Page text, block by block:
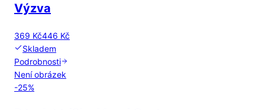
Výzva
369 Kč446 Kč
Skladem
Podrobnosti
Není obrázek
-25%